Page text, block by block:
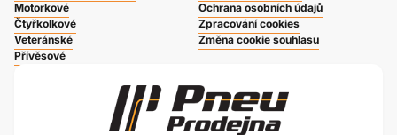
Motorkové
Čtyřkolkové
Veteránské
Přívěsové
Ochrana osobních údajů
Zpracování cookies
Změna cookie souhlasu